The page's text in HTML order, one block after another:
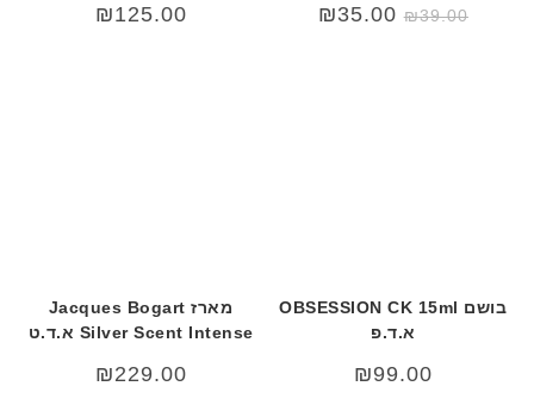
₪39.00
המחיר
המקורי
₪35.00
₪125.00
בושם OBSESSION CK 15ml
א.ד.פ
₪99.00
מארז Jacques Bogart
Silver Scent Intense א.ד.ט
₪229.00